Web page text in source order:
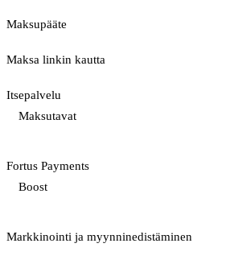
Maksupääte
Maksa linkin kautta
Itsepalvelu
Maksutavat
Fortus Payments
Boost
Markkinointi ja myynninedistäminen